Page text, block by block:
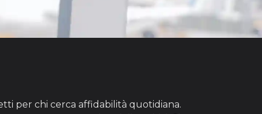
per chi cerca affidabilità quotidiana.